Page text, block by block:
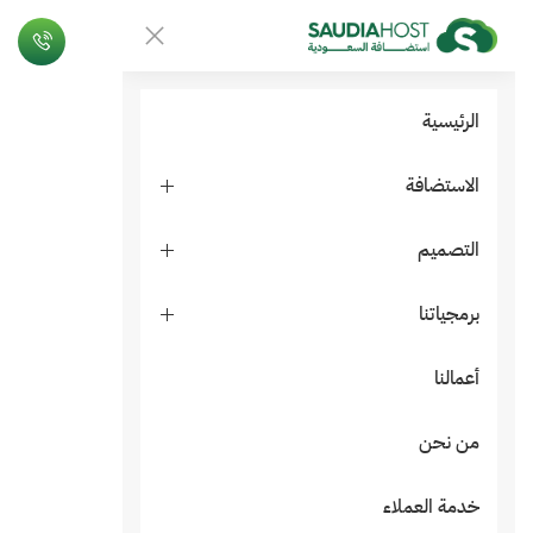
الرئيسية
الاستضافة
التصميم
برمجياتنا
أعمالنا
من نحن
خدمة العملاء